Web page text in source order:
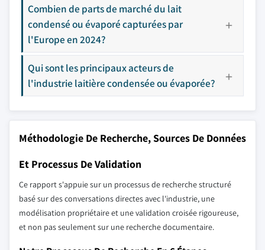
Combien de parts de marché du lait
condensé ou évaporé capturées par
l'Europe en 2024?
Qui sont les principaux acteurs de
l'industrie laitière condensée ou évaporée?
Méthodologie De Recherche, Sources De Données
Et Processus De Validation
Ce rapport s'appuie sur un processus de recherche structuré
basé sur des conversations directes avec l'industrie, une
modélisation propriétaire et une validation croisée rigoureuse,
et non pas seulement sur une recherche documentaire.